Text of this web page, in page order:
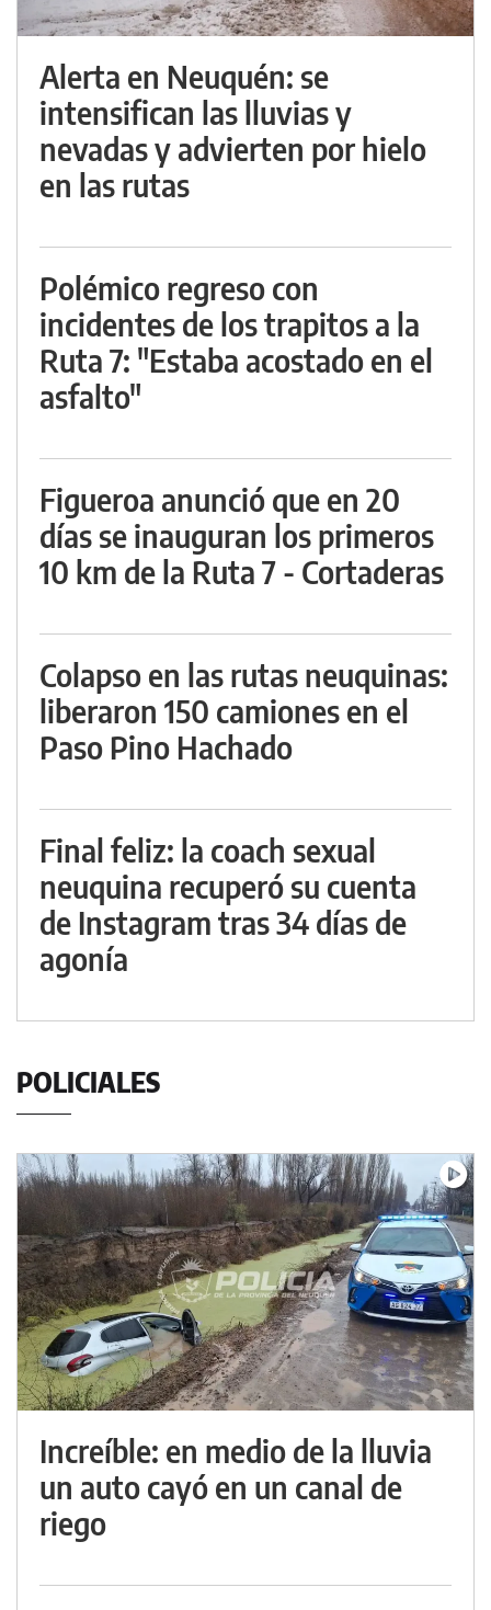
Alerta en Neuquén: se
intensifican las lluvias y
nevadas y advierten por hielo
en las rutas
Polémico regreso con
incidentes de los trapitos a la
Ruta 7: "Estaba acostado en el
asfalto"
Figueroa anunció que en 20
días se inauguran los primeros
10 km de la Ruta 7 - Cortaderas
Colapso en las rutas neuquinas:
liberaron 150 camiones en el
Paso Pino Hachado
Final feliz: la coach sexual
neuquina recuperó su cuenta
de Instagram tras 34 días de
agonía
POLICIALES
Increíble: en medio de la lluvia
un auto cayó en un canal de
riego